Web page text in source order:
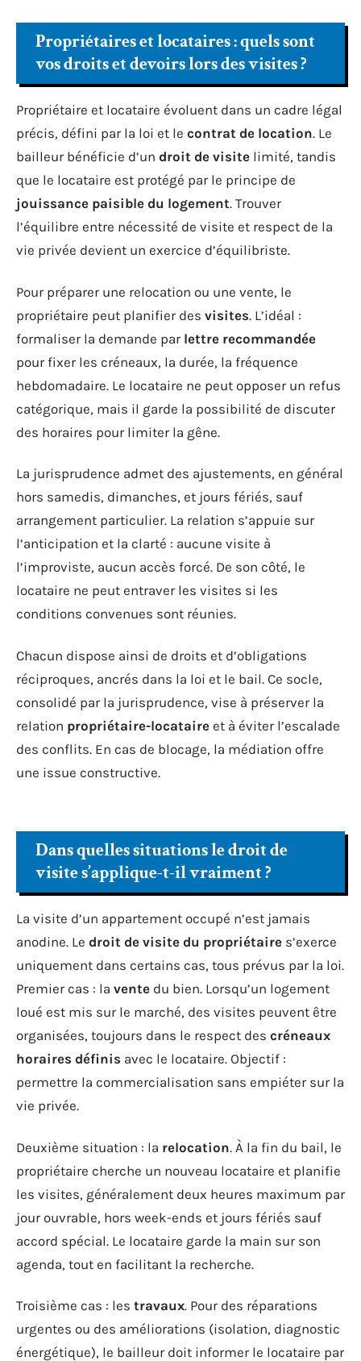
Propriétaires et locataires : quels sont
vos droits et devoirs lors des visites ?
Propriétaire et locataire évoluent dans un cadre légal
précis, défini par la loi et le contrat de location. Le
bailleur bénéficie d’un droit de visite limité, tandis
que le locataire est protégé par le principe de
jouissance paisible du logement. Trouver
l’équilibre entre nécessité de visite et respect de la
vie privée devient un exercice d’équilibriste.
Pour préparer une relocation ou une vente, le
propriétaire peut planifier des visites. L’idéal :
formaliser la demande par lettre recommandée
pour fixer les créneaux, la durée, la fréquence
hebdomadaire. Le locataire ne peut opposer un refus
catégorique, mais il garde la possibilité de discuter
des horaires pour limiter la gêne.
La jurisprudence admet des ajustements, en général
hors samedis, dimanches, et jours fériés, sauf
arrangement particulier. La relation s’appuie sur
l’anticipation et la clarté : aucune visite à
l’improviste, aucun accès forcé. De son côté, le
locataire ne peut entraver les visites si les
conditions convenues sont réunies.
Chacun dispose ainsi de droits et d’obligations
réciproques, ancrés dans la loi et le bail. Ce socle,
consolidé par la jurisprudence, vise à préserver la
relation propriétaire-locataire et à éviter l’escalade
des conflits. En cas de blocage, la médiation offre
une issue constructive.
Dans quelles situations le droit de
visite s’applique-t-il vraiment ?
La visite d’un appartement occupé n’est jamais
anodine. Le droit de visite du propriétaire s’exerce
uniquement dans certains cas, tous prévus par la loi.
Premier cas : la vente du bien. Lorsqu’un logement
loué est mis sur le marché, des visites peuvent être
organisées, toujours dans le respect des créneaux
horaires définis avec le locataire. Objectif :
permettre la commercialisation sans empiéter sur la
vie privée.
Deuxième situation : la relocation. À la fin du bail, le
propriétaire cherche un nouveau locataire et planifie
les visites, généralement deux heures maximum par
jour ouvrable, hors week-ends et jours fériés sauf
accord spécial. Le locataire garde la main sur son
agenda, tout en facilitant la recherche.
Troisième cas : les travaux. Pour des réparations
urgentes ou des améliorations (isolation, diagnostic
énergétique), le bailleur doit informer le locataire par